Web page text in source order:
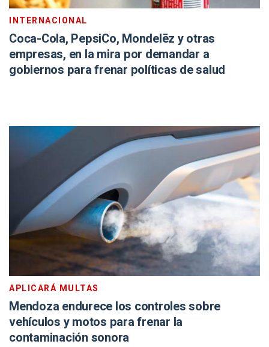
INTERNACIONAL
Coca-Cola, PepsiCo, Mondelēz y otras
empresas, en la mira por demandar a
gobiernos para frenar políticas de salud
APLICARÁ MULTAS
Mendoza endurece los controles sobre
vehículos y motos para frenar la
contaminación sonora